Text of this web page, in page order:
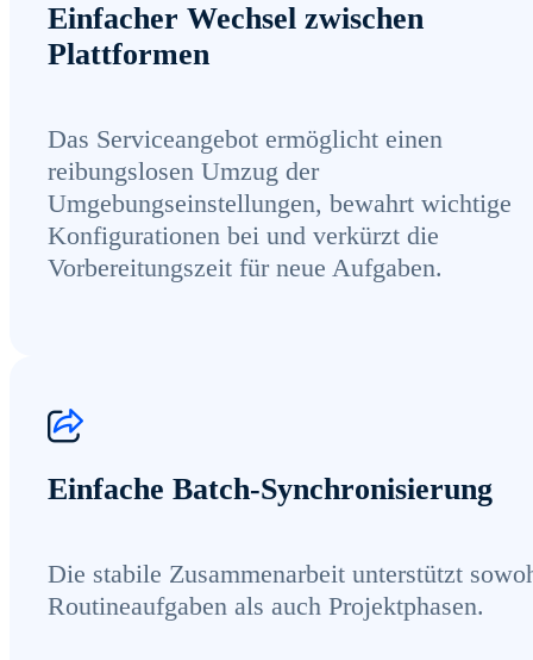
Einfacher Wechsel zwischen
Plattformen
Das Serviceangebot ermöglicht einen
reibungslosen Umzug der
Umgebungseinstellungen, bewahrt wichtige
Konfigurationen bei und verkürzt die
Vorbereitungszeit für neue Aufgaben.
Einfache Batch-Synchronisierung
Die stabile Zusammenarbeit unterstützt
Routineaufgaben als auch Projektphasen.